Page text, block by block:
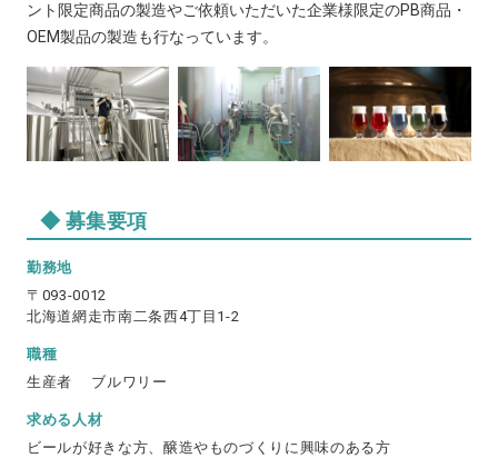
ント限定商品の製造やご依頼いただいた企業様限定のPB商品・
OEM製品の製造も行なっています。
募集要項
勤務地
〒093-0012
北海道網走市南二条西4丁目1-2
職種
生産者
ブルワリー
求める人材
ビールが好きな方、醸造やものづくりに興味のある方